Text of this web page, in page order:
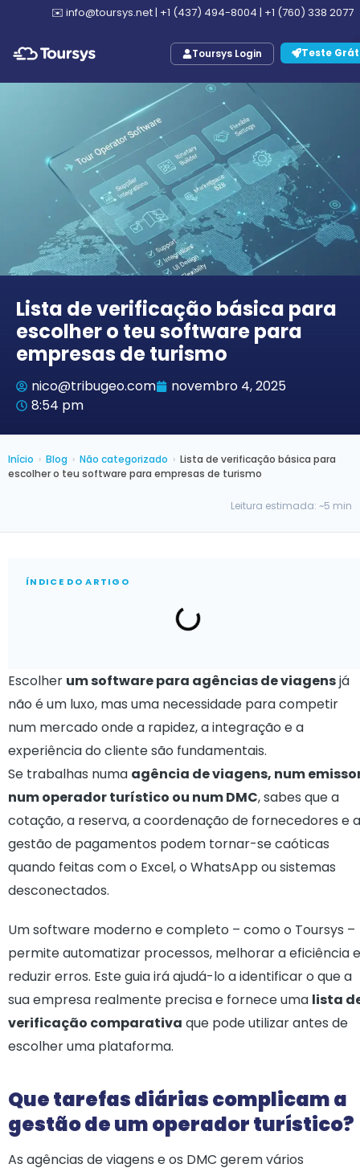
✉️ info@toursys.net| +1 (437) 494-8004 | +1 (760) 338 2077
Toursys Login Teste
Lista de verificação básica para
escolher o teu software para
empresas de turismo
nico@tribugeo.com
novembro 4, 2025
8:54 pm
Início › Blog › Não categorizado › Lista de verificação básica para
escolher o teu software para empresas de turismo
Leitura estimada: ~5 min
ÍNDICE DO ARTIGO
Escolher um software para agências de viagensjá
não é um luxo, mas uma necessidade para competir
num mercado onde a rapidez, a integração e a
experiência do cliente são fundamentais.
Se trabalhas numa agência de viagens, num
num operador turístico ou num DMC, sabes que a
cotação, a reserva, a coordenação de fornecedores e a
gestão de pagamentos podem tornar-se caóticas
quando feitas com o Excel, o WhatsApp ou sistemas
desconectados.
Um software moderno e completo – como o Toursys –
permite automatizar processos, melhorar a eficiência e
reduzir erros. Este guia irá ajudá-lo a identificar o que a
sua empresa realmente precisa e fornece uma lista
verificação comparativa que pode utilizar antes de
escolher uma plataforma.
Que tarefas diárias complicam a
gestão de um operador turístico?
As agências de viagens e os DMC gerem vários